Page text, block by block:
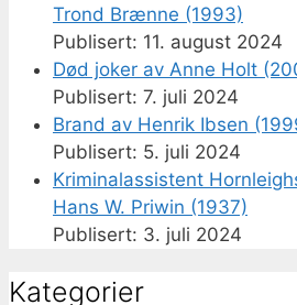
Trond Brænne (1993)
11. august 2024
Død joker av Anne Holt
7. juli 2024
Brand av Henrik Ibsen
5. juli 2024
Kriminalassistent
Hans W. Priwin (1937)
3. juli 2024
Kategorier